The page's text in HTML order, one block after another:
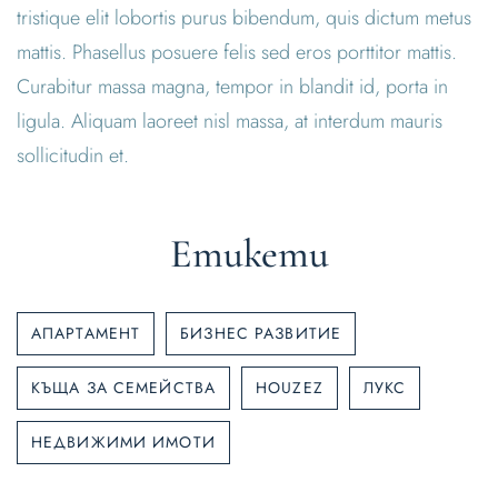
tristique elit lobortis purus bibendum, quis dictum metus
mattis. Phasellus posuere felis sed eros porttitor mattis.
Curabitur massa magna, tempor in blandit id, porta in
ligula. Aliquam laoreet nisl massa, at interdum mauris
sollicitudin et.
Етикети
АПАРТАМЕНТ БИЗНЕС РАЗВИТИЕ
КЪЩА ЗА СЕМЕЙСТВА HOUZEZ ЛУКС
НЕДВИЖИМИ ИМОТИ